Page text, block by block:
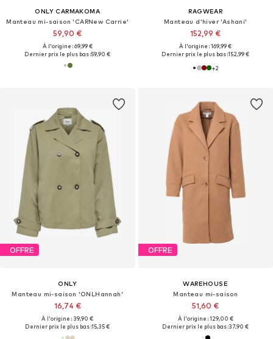
ONLY CARMAKOMA
Manteau mi-saison 'CARNew Carrie'
59,90 €
À l'origine : 69,99 €
Dernier prix le plus bas :59,90 €
RAGWEAR
Manteau d’hiver 'Ashani'
152,99 €
À l'origine : 169,99 €
Dernier prix le plus bas :152,99 €
+2
OFFRE
ONLY
Manteau mi-saison 'ONLHannah'
16,74 €
À l'origine : 39,90 €
Dernier prix le plus bas :15,35 €
OFFRE
WAREHOUSE
Manteau mi-saison
51,60 €
À l'origine : 129,00 €
Dernier prix le plus bas :37,90 €